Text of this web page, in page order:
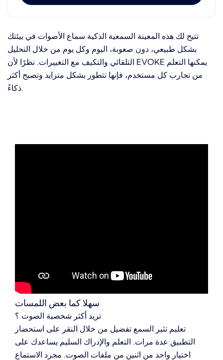
تتيح لك هذه المعينة السمعية الذكية سماع الأصوات في بيئتك
بشكل طبيعي، دون صعوبة، اليوم وكل يوم من خلال التحليل
التلقائي والتكيف مع التغييرات. نظرًا لأن EVOKE يمكنها التعلم
من تجارب كل مستخدم، فإنها تتطور بشكل متزايد وتصبح أكثر
ذكاءً.
سهلا كما بعض اللمسات
تريد أكثر شخصية الصوت ؟
تعليم تثير السمع تفضيل من خلال النقر على استحضار
التطبيق عدة مرات. التعلم والإدراك السليم يساعدك على
اختيار واحد من اثنين من ملفات الصوت. مجرد الاستماع